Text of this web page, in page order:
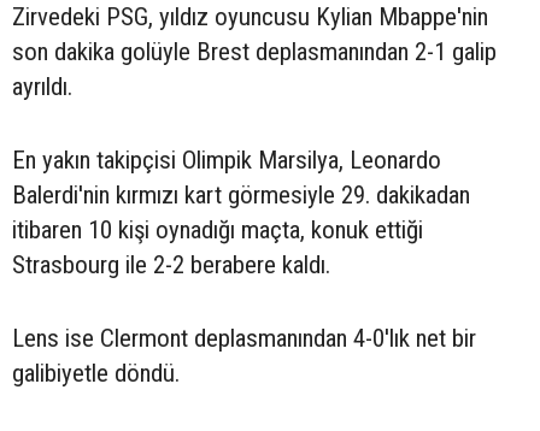
Zirvedeki PSG, yıldız oyuncusu Kylian Mbappe'nin
son dakika golüyle Brest deplasmanından 2-1 galip
ayrıldı.
En yakın takipçisi Olimpik Marsilya, Leonardo
Balerdi'nin kırmızı kart görmesiyle 29. dakikadan
itibaren 10 kişi oynadığı maçta, konuk ettiği
Strasbourg ile 2-2 berabere kaldı.
Lens ise Clermont deplasmanından 4-0'lık net bir
galibiyetle döndü.